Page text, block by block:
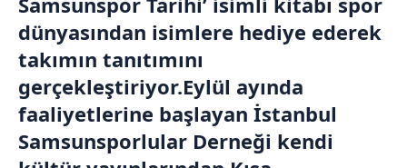
dünyasından isimlere hediye ederek
takımın tanıtımını
gerçekleştiriyor.Eylül ayında
faaliyetlerine başlayan İstanbul
Samsunsporlular Derneği kendi